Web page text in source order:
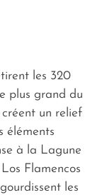
les 320
plus grand du
créent un relief
éléments
à la Lagune
Flamencos
les